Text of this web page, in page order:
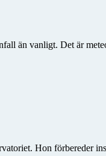
än vanligt. Det är
Hon förbereder